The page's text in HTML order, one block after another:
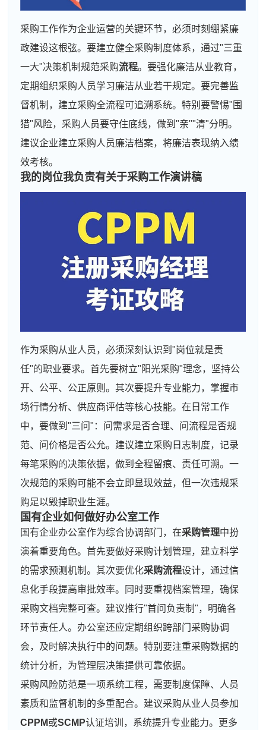
采购工作作为企业运营的关键环节，必须时刻绷紧廉
政建设这根弦。要建立健全采购制度体系，通过"三重
一大"决策机制规范采购流程。要强化廉洁从业教育，
定期组织采购人员学习廉洁从业若干规定。要完善监
督机制，建立采购全流程可追溯系统。特别要警惕"围
猎"风险，采购人员要守住底线，做到"亲""清"分明。
建议企业建立采购人员廉洁档案，将廉洁表现纳入绩
效考核。
我的岗位我负责有关于采购工作演讲稿
作为采购从业人员，必须深刻认识到"岗位就是责
任"的职业要求。首先要树立"阳光采购"理念，坚持公
开、公平、公正原则。其次要提升专业能力，掌握市
场行情分析、供应商评估等核心技能。在日常工作
中，要做到"三问"：问需求是否合理、问流程是否规
范、问价格是否公允。建议建立采购日志制度，记录
每笔采购的决策依据，做到全程留痕、责任可溯。一
次规范的采购可能不会立即显现效益，但一次违规采
购足以毁掉职业生涯。
国有企业如何做好办公室工作
国有企业办公室作为综合协调部门，在采购管理中扮
演着重要角色。首先要做好采购计划管理，建立科学
的需求预测机制。其次要优化采购流程设计，通过信
息化手段提高审批效率。同时要重视档案管理，确保
采购文档完整可查。建议推行"首问负责制"，明确各
环节责任人。办公室还应定期组织跨部门采购协调
会，及时解决执行中的问题。特别要注重采购数据的
统计分析，为管理层决策提供可靠依据。
采购风险防范是一项系统工程，需要制度保障、人员
素质和监督机制的多重配合。建议采购从业人员参加
CPPM或SCMP认证培训，系统提升专业能力。更多